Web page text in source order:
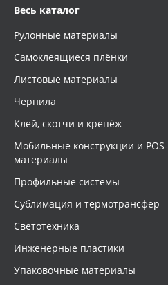
Весь каталог
Рулонные материалы
Самоклеящиеся плёнки
Листовые материалы
Чернила
Клей, скотчи и крепёж
Мобильные конструкции и POS-
материалы
Профильные системы
Сублимация и термотрансфер
Светотехника
Инженерные пластики
Упаковочные материалы